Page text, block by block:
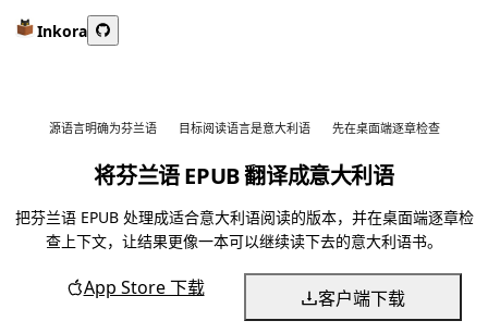
Inkora
源语言明确为芬兰语 目标阅读语言是意大利语 先在桌面端逐章检查
将芬兰语 EPUB 翻译成意大利语
把芬兰语 EPUB 处理成适合意大利语阅读的版本，并在桌面端逐章检
查上下文，让结果更像一本可以继续读下去的意大利语书。
App Store 下载 客户端下载